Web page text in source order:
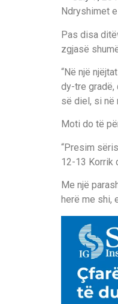
Ndryshimet
Pas disa
zgjasë
“Në një
dy-tre gradë,
së diel, si në
Moti do të
“Presim
12-13 Korrik
Me një
herë me shi,